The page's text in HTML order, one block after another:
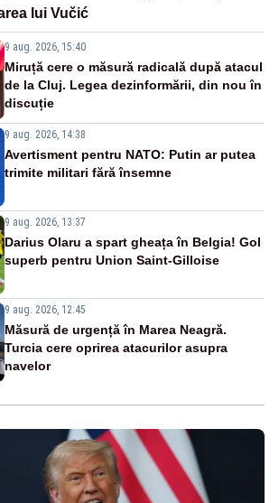
lui Vučić
9 aug. 2026, 15:40
Miruță cere o măsură radicală după atacul
de la Cluj. Legea dezinformării, din nou în
discuție
9 aug. 2026, 14:38
Avertisment pentru NATO: Putin ar putea
trimite militari fără însemne
9 aug. 2026, 13:37
Darius Olaru a spart gheața în Belgia! Gol
superb pentru Union Saint-Gilloise
9 aug. 2026, 12:45
Măsură de urgență în Marea Neagră.
Turcia cere oprirea atacurilor asupra
navelor